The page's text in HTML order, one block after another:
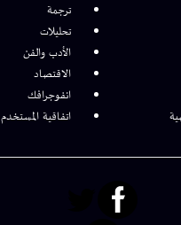
ترجمة
تحليلات
الأدب والفن
الاقتصاد
انفوجرافك
اتفاقية المستخدم